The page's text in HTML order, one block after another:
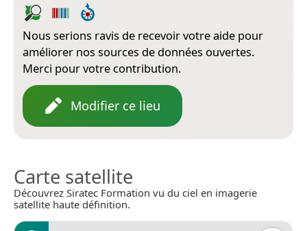
Nous serions ravis de recevoir votre aide pour
améliorer nos sources de données ouvertes.
Merci pour votre contribution.
Modifier ce lieu
Carte satellite
Découvrez Siratec Formation vu du ciel en imagerie
satellite haute définition.